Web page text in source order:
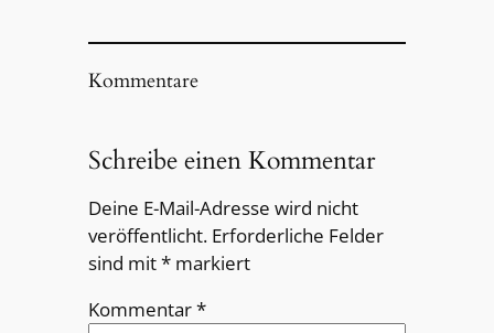
Kommentare
Schreibe einen Kommentar
Deine E-Mail-Adresse wird nicht
veröffentlicht. Erforderliche Felder
sind mit*markiert
Kommentar*